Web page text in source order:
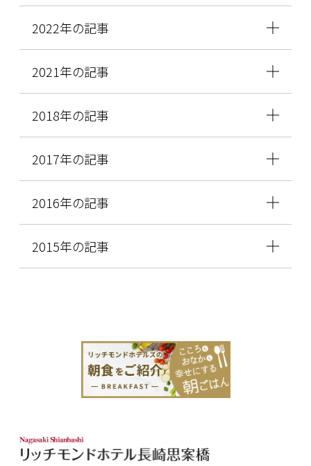
2022年の記事
2021年の記事
2018年の記事
2017年の記事
2016年の記事
2015年の記事